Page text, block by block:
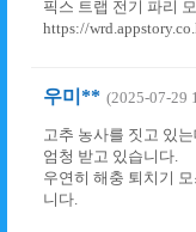
픽스 트랩 전기 파리
https://
우미** (2025-07-29
고추 농사를 짓고 있
엄청 받고 있습니다.
우연히 해충 퇴치기
니다.